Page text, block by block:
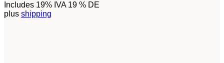
Includes 19% IVA 19 % DE
plus shipping